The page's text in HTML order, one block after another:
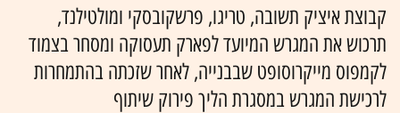
קבוצת איציק תשובה, טריגו, פרשקובסקי ומולטילנד,
תרכוש את המגרש המיועד לפארק תעסוקה ומסחר בצמוד
לקמפוס מייקרוסופט שבבנייה, לאחר שזכתה בהתמחרות
לרכישת המגרש במסגרת הליך פירוק שיתוף